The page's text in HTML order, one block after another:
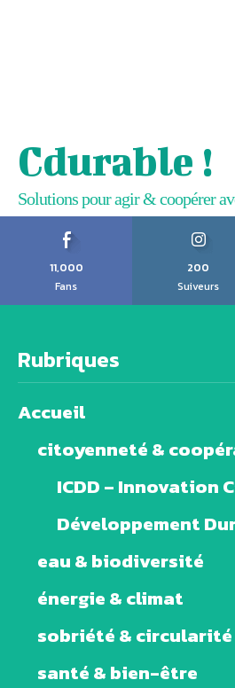
Cdurable !
Solutions pour agir & coopérer
11,000
Fans
200
Suiveurs
Rubriques
Accueil
citoyenneté &
ICDD – Innovation
Développement
eau & biodiversité
énergie & climat
sobriété & circularité
santé & bien-être